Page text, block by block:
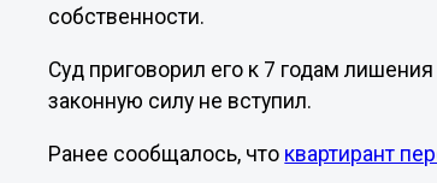
собственности.
Суд приговорил его к 7 годам
законную силу не вступил.
Ранее сообщалось, что квартирант